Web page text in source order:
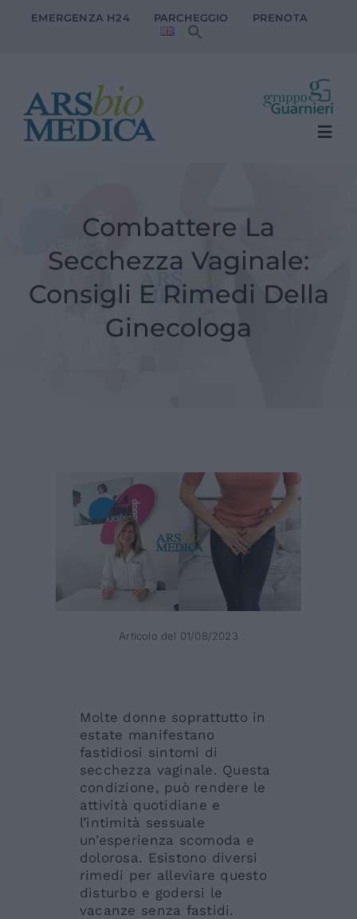
EMERGENZA H24 PARCHEGGIO PRENOTA
SERVIZI AL PAZIENTE
SPECIALITA’ MEDICHE
Combattere La
Secchezza Vaginale:
Consigli E Rimedi Della
Ginecologa
Articolo del 01/08/2023
Molte donne soprattutto in
estate manifestano
fastidiosi sintomi di
secchezza vaginale. Questa
condizione, può rendere le
attività quotidiane e
l’intimità sessuale
un’esperienza scomoda e
dolorosa. Esistono diversi
rimedi per alleviare questo
disturbo e godersi le
vacanze senza fastidi.